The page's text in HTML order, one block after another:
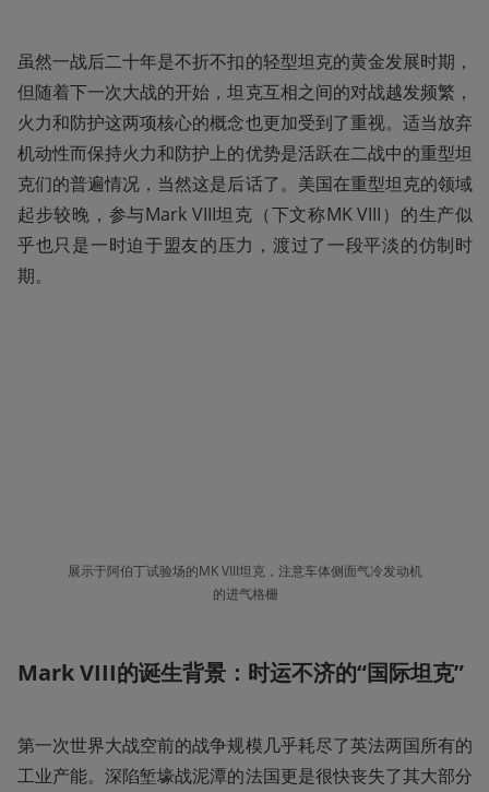
虽然一战后二十年是不折不扣的轻型坦克的黄金发展时期，
但随着下一次大战的开始，坦克互相之间的对战越发频繁，
火力和防护这两项核心的概念也更加受到了重视。适当放弃
机动性而保持火力和防护上的优势是活跃在二战中的重型坦
克们的普遍情况，当然这是后话了。美国在重型坦克的领域
起步较晚，参与Mark VIII坦克（下文称MK VIII）的生产似
乎也只是一时迫于盟友的压力，渡过了一段平淡的仿制时
期。
展示于阿伯丁试验场的MK VIII坦克，注意车体侧面气冷发动机
的进气格栅
Mark VIII的诞生背景：时运不济的“国际坦克”
第一次世界大战空前的战争规模几乎耗尽了英法两国所有的
工业产能。深陷堑壕战泥潭的法国更是很快丧失了其大部分